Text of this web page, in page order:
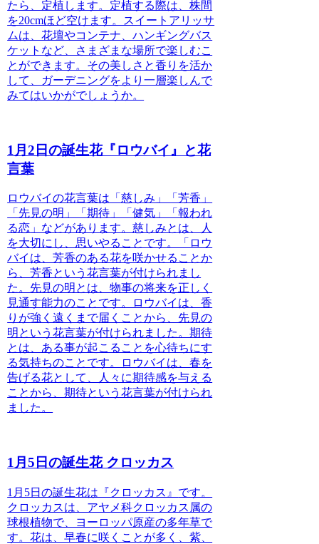
たら、定植します。定植する際は、株間
を20cmほど空けます。スイートアリッサ
ムは、花壇やコンテナ、ハンギングバス
ケットなど、さまざまな場所で楽しむこ
とができます。 その美しさと香りを活か
して、ガーデニングをより一層楽しんで
みてはいかがでしょうか。
1月2日の誕生花『ロウバイ』と花
言葉
ロウバイの花言葉は「慈しみ」「芳香」
「先見の明」「期待」「健気」「報われ
る恋」などがあります。慈しみとは、人
を大切にし、思いやることです。「ロウ
バイは、芳香のある花を咲かせることか
ら、芳香という花言葉が付けられまし
た。先見の明とは、物事の将来を正しく
見通す能力のことです。ロウバイは、香
りが強く遠くまで届くことから、先見の
明という花言葉が付けられました。期待
とは、ある事が起こることを心待ちにす
る気持ちのことです。ロウバイは、春を
告げる花として、人々に期待感を与える
ことから、期待という花言葉が付けられ
ました。
1月5日の誕生花 クロッカス
1月5日の誕生花は『クロッカス』 です。
クロッカスは、アヤメ科クロッカス属の
球根植物で、ヨーロッパ原産の多年草で
す。花は、早春に咲くことが多く、紫、